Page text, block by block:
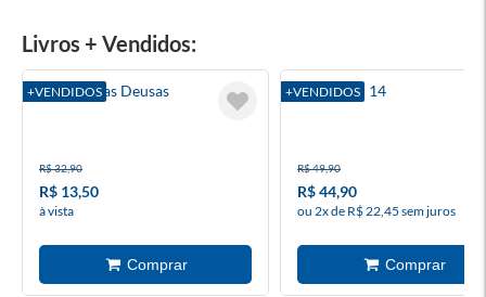
Livros + Vendidos:
+VENDIDOS
A Roda Das Deusas
R$ 32,90
R$ 13,50
à vista
+VENDIDOS
Invencível 14
R$ 49,90
R$ 44,90
ou 2x de R$ 22,45 sem juros